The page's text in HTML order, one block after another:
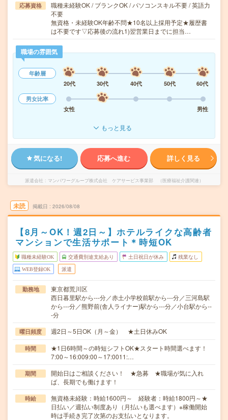
応募資格
職種未経験OK / ブランクOK / パソコンスキル不要 / 英語力
不要
無資格・未経験OK年齢不問★10名以上採用予定★履歴書
は不要です▽応募後の流れ1)翌営業日までに担当…
職場の雰囲気
年齢層
20代
30代 40代 50代
60代
男女比率
女性
男性
もっと見る
気になる! 応募へ進む 詳しく見る
派遣会社 マンパワーグループ株式会社 ケアサービス事業部 （医療福祉介護関連）
未読 掲載日 2026/08/08
【8月～OK！週2日～】ホテルライクな高齢者
マンションで生活サポート＊時短OK
職種未経験OK 交通費別途支給あり 土日祝日が休み 残業なし
WEB登録OK 派遣
勤務地
東京都荒川区
西日暮里駅から---分／赤土小学校前駅から---分／三河島駅
から---分／熊野前(舎人ライナー)駅から---分／小台駅から--
-分
曜日頻度 週2日～5日OK（月～金） ★土日休みOK
時間
★1日6時間～の時短シフトOK★スタート時間選べます！
7:00～16:009:00～17:0011:…
期間
開始日はご相談ください！ ★急募 ★職場が気に入れ
ば、長期でも働けます！
時給
無資格未経験：時給1600円～ 経験者：時給1800円～★
日払い／週払い制度あり（月払いも選べます）※稼働開始
時は手続き完了次第のお支払いとなります。